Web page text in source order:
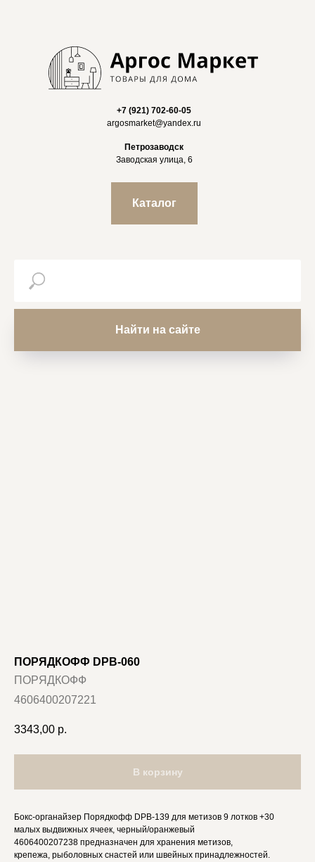
+7 (921) 702-60-05
argosmarket@yandex.ru
Петрозаводск
Заводская улица, 6
Каталог
Найти на сайте
ПОРЯДКОФФ DPB-060
ПОРЯДКОФФ
4606400207221
3343,00 р.
В корзину
Бокс-органайзер Порядкофф DPB-139 для метизов 9 лотков +30
малых выдвижных ячеек, черный/оранжевый
4606400207238 предназначен для хранения метизов,
крепежа, рыболовных снастей или швейных принадлежностей.